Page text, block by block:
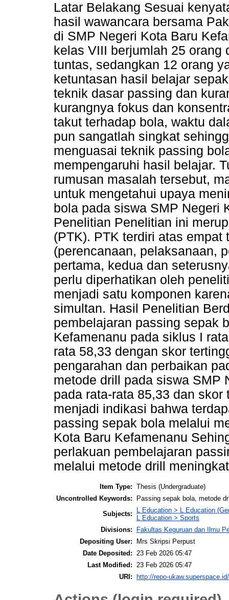
Latar Belakang Sesuai
hasil wawancara bersama
di SMP Negeri Kota Baru
kelas VIII berjumlah 25 orang
tuntas, sedangkan 12 orang
ketuntasan hasil belajar
teknik dasar passing dan
kurangnya fokus dan
takut terhadap bola, waktu
pun sangatlah singkat
menguasai teknik passing
mempengaruhi hasil belajar.
rumusan masalah tersebut,
untuk mengetahui upaya
bola pada siswa SMP Negeri
Penelitian Penelitian ini
(PTK). PTK terdiri atas
(perencanaan, pelaksanaan,
pertama, kedua dan
perlu diperhatikan oleh
menjadi satu komponen
simultan. Hasil Penelitian
pembelajaran passing sepak
Kefamenanu pada siklus I
rata 58,33 dengan skor
pengarahan dan perbaikan
metode drill pada siswa SMP
pada rata-rata 85,33 dan
menjadi indikasi bahwa
passing sepak bola melalui
Kota Baru Kefamenanu
perlakuan pembelajaran
melalui metode drill meningkat
Item Type: Thesis (Undergraduate)
Uncontrolled Keywords:
Passing sepak bola, metode
Subjects:
L Education > L Education
L Education > Sports
Divisions:
Fakultas Keguruan dan Ilmu
Depositing User:
Mrs Skripsi Perpust
Date Deposited:
23 Feb 2026 05:47
Last Modified:
23 Feb 2026 05:47
URI:
http://repo-